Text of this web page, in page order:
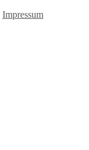
Impressum